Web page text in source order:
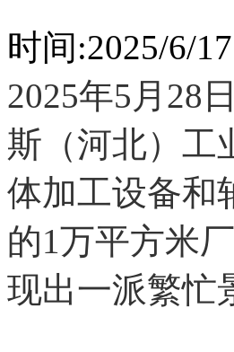
时间:2025/6/
2025年5月28
斯（河北）工
体加工设备和
的1万平方米
现出一派繁忙